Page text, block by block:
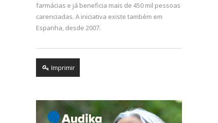
farmácias e já beneficia mais de 450 mil pessoas
carenciadas. A iniciativa existe também em
Espanha, desde 2007.
Imprimir